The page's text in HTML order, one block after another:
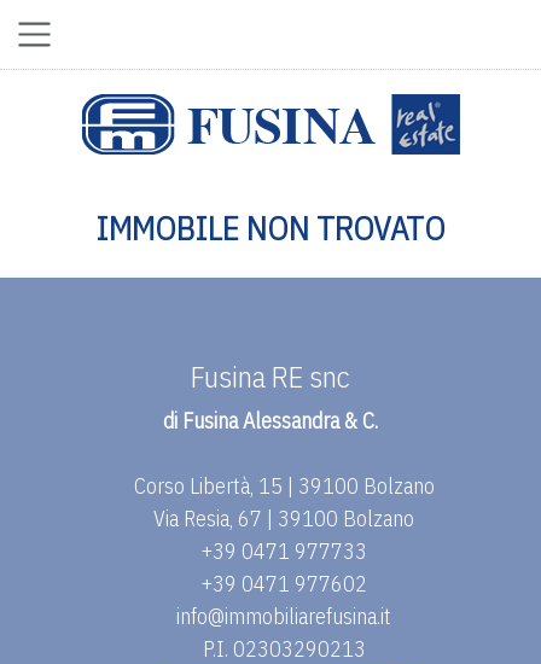
IMMOBILE NON TROVATO
Fusina RE snc
di Fusina Alessandra & C.
Corso Libertà, 15 | 39100 Bolzano
Via Resia, 67 | 39100 Bolzano
+39 0471 977733
+39 0471 977602
info@immobiliarefusina.it
P.I. 02303290213